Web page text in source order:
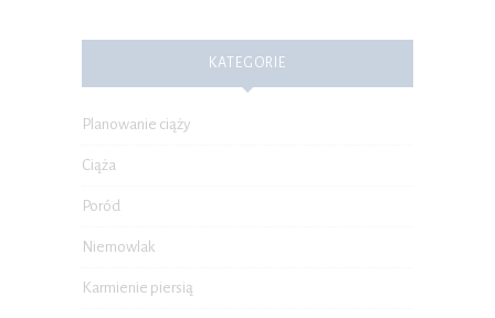
KATEGORIE
Planowanie ciąży
Ciąża
Poród
Niemowlak
Karmienie piersią